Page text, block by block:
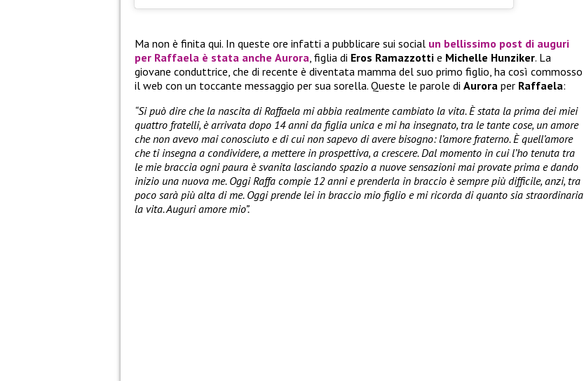
Ma non è finita qui. In queste ore infatti a pubblicare sui social un bellissimo post di auguri
per Raffaela è stata anche Aurora , figlia di Eros Ramazzotti e Michelle Hunziker. La
giovane conduttrice, che di recente è diventata mamma del suo primo figlio, ha così commosso
il web con un toccante messaggio per sua sorella. Queste le parole di Aurora per Raffaela:
“Si può dire che la nascita di Raffaela mi abbia realmente cambiato la vita. È stata la prima dei miei
quattro fratelli, è arrivata dopo 14 anni da figlia unica e mi ha insegnato, tra le tante cose, un amore
che non avevo mai conosciuto e di cui non sapevo di avere bisogno: l’amore fraterno. È quell’amore
che ti insegna a condividere, a mettere in prospettiva, a crescere. Dal momento in cui l’ho tenuta tra
le mie braccia ogni paura è svanita lasciando spazio a nuove sensazioni mai provate prima e dando
inizio una nuova me. Oggi Raffa compie 12 anni e prenderla in braccio è sempre più difficile, anzi, tra
poco sarà più alta di me. Oggi prende lei in braccio mio figlio e mi ricorda di quanto sia straordinaria
la vita. Auguri amore mio”.